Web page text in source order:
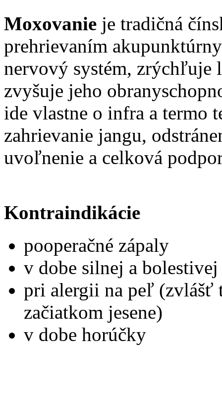
Moxovanie je tradičná
prehrievaním
nervový systém, zrýchľuje
zvyšuje jeho
ide vlastne o infra a termo
zahrievanie jangu,
uvoľnenie a celková
Kontraindikácie
pooperačné zápaly
v dobe silnej a bolestivej
pri alergii na peľ (zvlášť
začiatkom jesene)
v dobe horúčky